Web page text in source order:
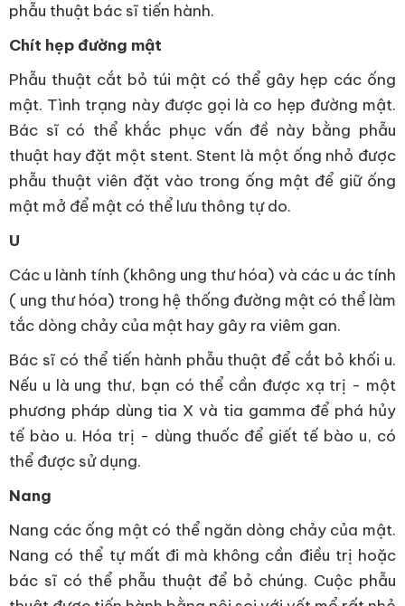
phẫu thuật bác sĩ tiến hành.
Chít hẹp đường mật
Phẫu thuật cắt bỏ túi mật có thể gây hẹp các ống
mật. Tình trạng này được gọi là co hẹp đường mật.
Bác sĩ có thể khắc phục vấn đề này bằng phẫu
thuật hay đặt một stent. Stent là một ống nhỏ được
phẫu thuật viên đặt vào trong ống mật để giữ ống
mật mở để mật có thể lưu thông tự do.
U
Các u lành tính (không ung thư hóa) và các u ác tính
( ung thư hóa) trong hệ thống đường mật có thể làm
tắc dòng chảy của mật hay gây ra viêm gan.
Bác sĩ có thể tiến hành phẫu thuật để cắt bỏ khối u.
Nếu u là ung thư, bạn có thể cần được xạ trị - một
phương pháp dùng tia X và tia gamma để phá hủy
tế bào u. Hóa trị - dùng thuốc để giết tế bào u, có
thể được sử dụng.
Nang
Nang các ống mật có thể ngăn dòng chảy của mật.
Nang có thể tự mất đi mà không cần điều trị hoặc
bác sĩ có thể phẫu thuật để bỏ chúng. Cuộc phẫu